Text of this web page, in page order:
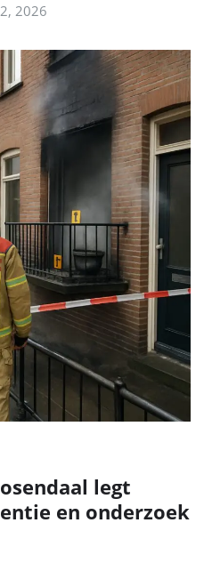
2026
legt
en onderzoek